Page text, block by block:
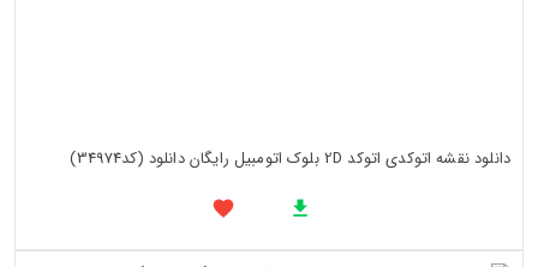
دانلود نقشه اتوکدی اتوکد 2D بلوک اتومبیل رایگان دانلود (کد34974)